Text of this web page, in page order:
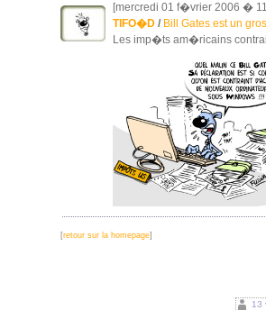
[mercredi 01 f�vrier 2006 �
TIFO�D/ Bill Gates est un
Les imp�ts am�ricains
[retour sur la homepage]
13